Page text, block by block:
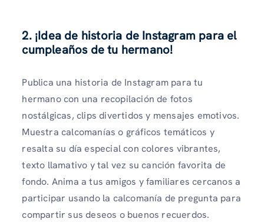
2. ¡Idea de historia de Instagram para el
cumpleaños de tu hermano!
Publica una historia de Instagram para tu
hermano con una recopilación de fotos
nostálgicas, clips divertidos y mensajes emotivos.
Muestra calcomanías o gráficos temáticos y
resalta su día especial con colores vibrantes,
texto llamativo y tal vez su canción favorita de
fondo. Anima a tus amigos y familiares cercanos a
participar usando la calcomanía de pregunta para
compartir sus deseos o buenos recuerdos.